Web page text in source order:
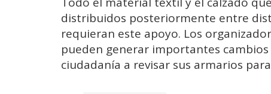
distribuidos posteriormente entre
requieran este apoyo. Los
pueden generar importantes
ciudadanía a revisar sus armarios